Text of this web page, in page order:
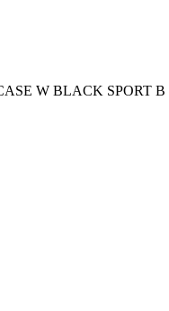
W BLACK SPORT B